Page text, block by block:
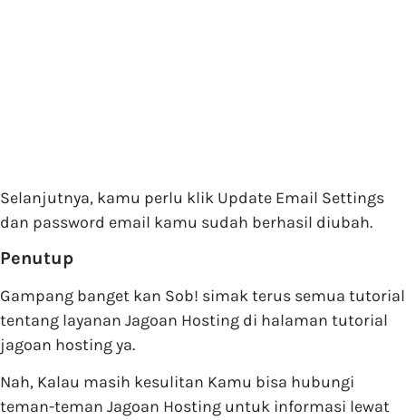
Selanjutnya, kamu perlu klik Update Email Settings
dan password email kamu sudah berhasil diubah.
Penutup
Gampang banget kan Sob! simak terus semua tutorial
tentang layanan Jagoan Hosting di halaman tutorial
jagoan hosting ya.
Nah, Kalau masih kesulitan Kamu bisa hubungi
teman-teman Jagoan Hosting untuk informasi lewat